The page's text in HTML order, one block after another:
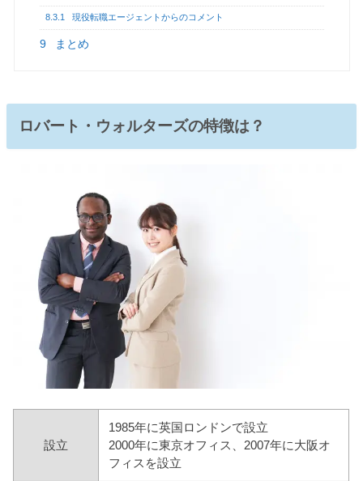
8.3.1 現役転職エージェントからのコメント
9 まとめ
ロバート・ウォルターズの特徴は？
設立
1985年に英国ロンドンで設立
2000年に東京オフィス、2007年に大阪オ
フィスを設立